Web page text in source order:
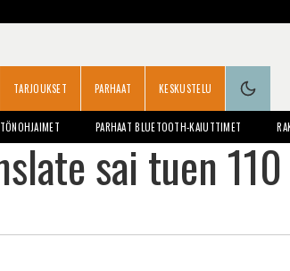
TARJOUKSET PARHAAT KESKUSTELU
PARHAAT BLUETOOTH-KAIUTTIMET
sai tuen